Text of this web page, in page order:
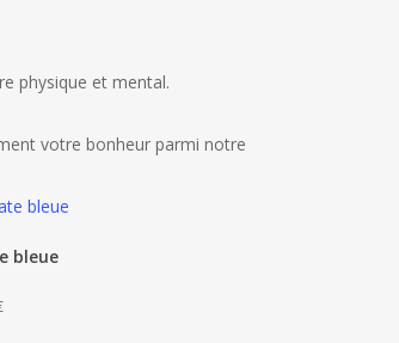
physique et mental.
votre bonheur parmi notre
bleue